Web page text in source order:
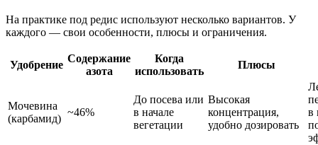
На практике под редис используют несколько вариантов. У
каждого — свои особенности, плюсы и ограничения.
Удобрение
Содержание
азота
Когда
использовать
Плюсы
Мочевина
(карбамид)
~46%
До посева или
в начале
вегетации
Высокая
концентрация,
удобно дозировать
в